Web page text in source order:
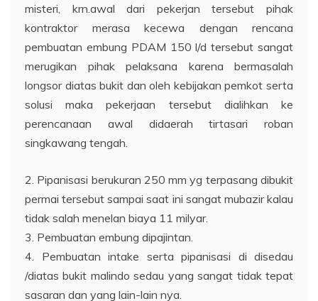
misteri, krn.awal dari pekerjan tersebut pihak
kontraktor merasa kecewa dengan rencana
pembuatan embung PDAM 150 l/d tersebut sangat
merugikan pihak pelaksana karena bermasalah
longsor diatas bukit dan oleh kebijakan pemkot serta
solusi maka pekerjaan tersebut dialihkan ke
perencanaan awal didaerah tirtasari roban
singkawang tengah.
2. Pipanisasi berukuran 250 mm yg terpasang dibukit
permai tersebut sampai saat ini sangat mubazir kalau
tidak salah menelan biaya 11 milyar.
3. Pembuatan embung dipajintan.
4. Pembuatan intake serta pipanisasi di disedau
/diatas bukit malindo sedau yang sangat tidak tepat
sasaran dan yang lain-lain nya.